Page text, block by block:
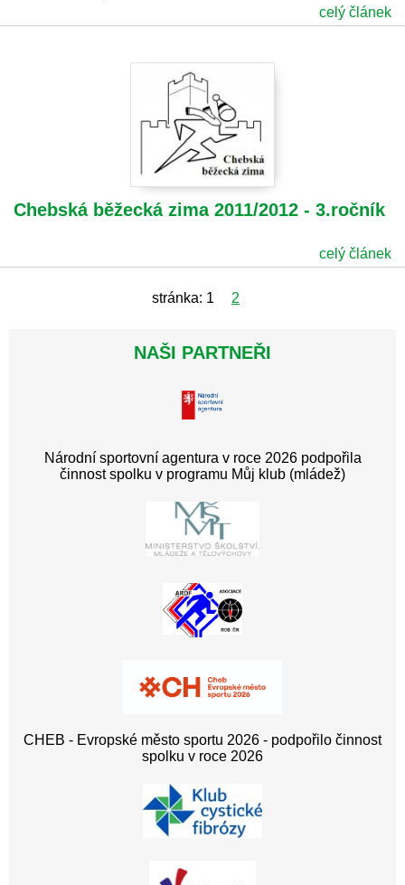
celý článek
Chebská běžecká zima 2011/2012 - 3.ročník
celý článek
stránka: 1 2
NAŠI PARTNEŘI
Národní sportovní agentura v roce 2026 podpořila
činnost spolku v programu Můj klub (mládež)
CHEB - Evropské město sportu 2026 - podpořilo činnost
spolku v roce 2026